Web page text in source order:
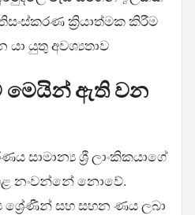
ක්‍රියාත්මක කිරීම
යුතු අවශ්‍යතාව
මෙයින් ඇති වන
සාමාන්‍ය ශ්‍රී ලාංකිකයාගේ
නංවන්නේ නොවේ.
ශ්‍රේණීන් සහ සහන ණය ලබා